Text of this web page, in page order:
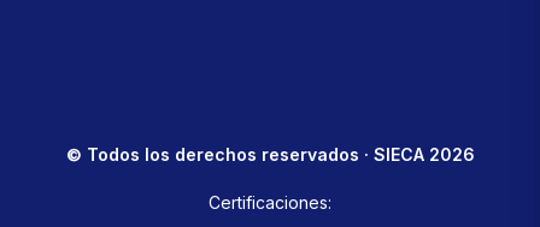
© Todos los derechos reservados · SIECA 2026
Certificaciones: